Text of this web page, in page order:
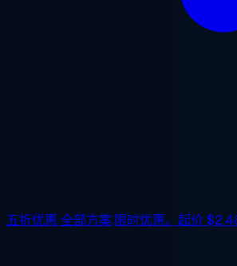
五折优惠 全部方案,限时优惠。起价